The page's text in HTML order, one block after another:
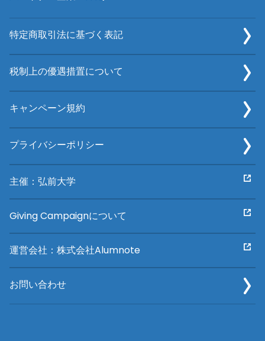
特定商取引法に基づく表記
税制上の優遇措置について
キャンペーン規約
プライバシーポリシー
主催：弘前大学
Giving Campaignについて
運営会社：株式会社Alumnote
お問い合わせ